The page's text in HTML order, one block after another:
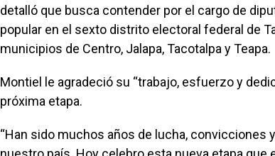
detalló que busca contender por el cargo de
popular en el sexto distrito electoral federal de
municipios de Centro, Jalapa, Tacotalpa y Teapa.
Montiel le agradeció su “trabajo, esfuerzo y
próxima etapa.
“Han sido muchos años de lucha, convicciones